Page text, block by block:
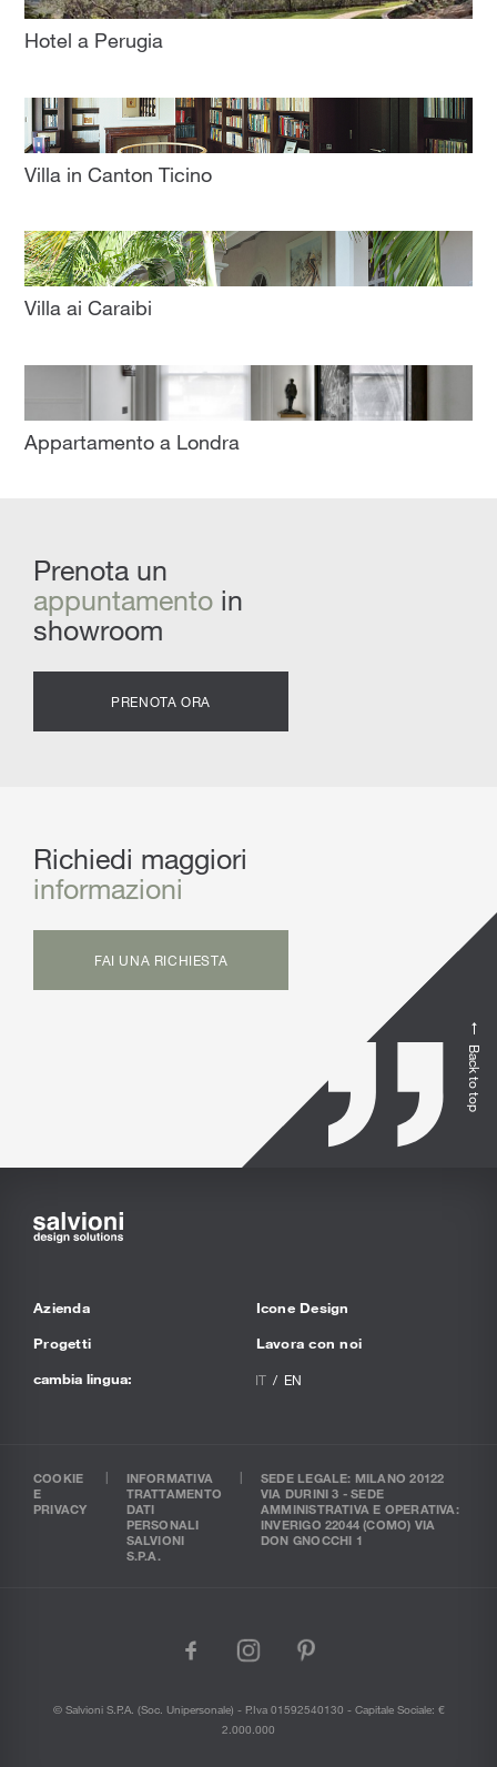
Hotel a Perugia
Villa in Canton Ticino
Villa ai Caraibi
Appartamento a Londra
Prenota un
appuntamento in
showroom
PRENOTA ORA
Richiedi maggiori
informazioni
FAI UNA RICHIESTA
Back to top
Azienda
Progetti
Icone Design
Lavora con noi
cambia lingua:
IT EN
COOKIE
E
PRIVACY
INFORMATIVA
TRATTAMENTO
DATI
PERSONALI
SALVIONI
S.P.A.
SEDE LEGALE: MILANO 20122
VIA DURINI 3 - SEDE
AMMINISTRATIVA E OPERATIVA:
INVERIGO 22044 (COMO) VIA
DON GNOCCHI 1
facebook
instagram
pinterest
© Salvioni S.P.A. (soc. Unipersonale) - P.Iva 01592540130 - Capitale Sociale: €
2.000.000